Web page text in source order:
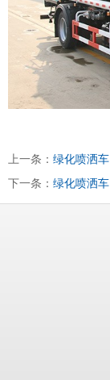
上一条： 绿化喷洒车
下一条： 绿化喷洒车